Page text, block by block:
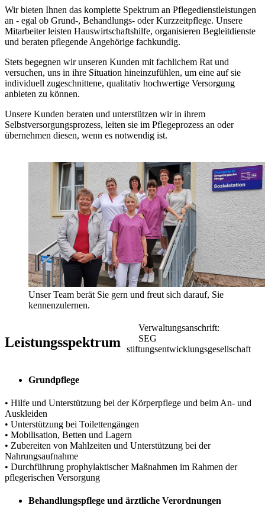
Wir bieten Ihnen das komplette Spektrum an Pflegedienstleistungen
an - egal ob Grund-, Behandlungs- oder Kurzzeitpflege. Unsere
Mitarbeiter leisten Hauswirtschaftshilfe, organisieren Begleitdienste
und beraten pflegende Angehörige fachkundig.
Stets begegnen wir unseren Kunden mit fachlichem Rat und
versuchen, uns in ihre Situation hineinzufühlen, um eine auf sie
individuell zugeschnittene, qualitativ hochwertige Versorgung
anbieten zu können.
Unsere Kunden beraten und unterstützen wir in ihrem
Selbstversorgungsprozess, leiten sie im Pflegeprozess an oder
übernehmen diesen, wenn es notwendig ist.
Unser Team berät Sie gern und freut sich darauf, Sie
kennenzulernen.
Leistungsspektrum
Grundpflege
• Hilfe und Unterstützung bei der Körperpflege und beim An- und
Auskleiden
• Unterstützung bei Toilettengängen
• Mobilisation, Betten und Lagern
• Zubereiten von Mahlzeiten und Unterstützung bei der
Nahrungsaufnahme
• Durchführung prophylaktischer Maßnahmen im Rahmen der
pflegerischen Versorgung
Behandlungspflege und ärztliche Verordnungen
Verwaltungsanschrift:
SEG
stiftungsentwicklungsgesellschaft